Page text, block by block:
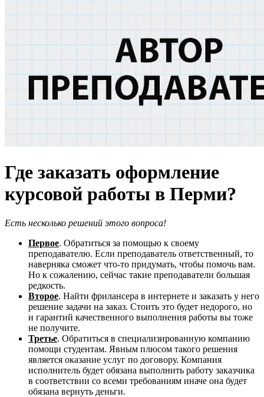
Где заказать оформление
курсовой работы в Перми?
Есть несколько решений этого вопроса!
Первое. Обратиться за помощью к своему
преподавателю. Если преподаватель ответственный, то
наверняка сможет что-то придумать, чтобы помочь вам.
Но к сожалению, сейчас такие преподаватели большая
редкость.
Второе. Найти фрилансера в интернете и заказать у него
решение задачи на заказ. Стоить это будет недорого, но
и гарантий качественного выполнения работы вы тоже
не получите.
Третье. Обратиться в специализированную компанию
помощи студентам. Явным плюсом такого решения
является оказание услуг по договору. Компания
исполнитель будет обязана выполнить работу заказчика
в соответствии со всеми требованиям иначе она будет
обязана вернуть деньги.